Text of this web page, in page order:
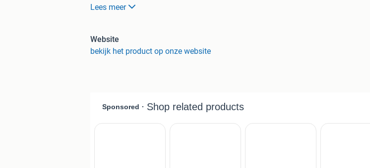
Lees meer
Website
bekijk het product op onze website